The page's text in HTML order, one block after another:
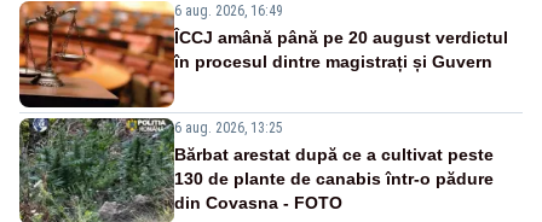
6 aug. 2026, 16:49
ÎCCJ amână până pe 20 august verdictul
în procesul dintre magistrați și Guvern
6 aug. 2026, 13:25
Bărbat arestat după ce a cultivat peste
130 de plante de canabis într-o pădure
din Covasna - FOTO